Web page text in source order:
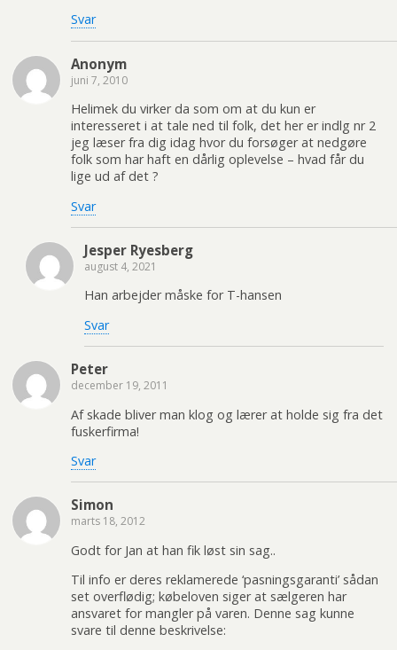
Svar
Anonym
juni 7, 2010
Helimek du virker da som om at du kun er
interesseret i at tale ned til folk, det her er indlg nr 2
jeg læser fra dig idag hvor du forsøger at nedgøre
folk som har haft en dårlig oplevelse – hvad får du
lige ud af det ?
Svar
Jesper Ryesberg
august 4, 2021
Han arbejder måske for T-hansen
Svar
Peter
december 19, 2011
Af skade bliver man klog og lærer at holde sig fra det
fuskerfirma!
Svar
Simon
marts 18, 2012
Godt for Jan at han fik løst sin sag..
Til info er deres reklamerede ‘pasningsgaranti’ sådan
set overflødig; købeloven siger at sælgeren har
ansvaret for mangler på varen. Denne sag kunne
svare til denne beskrivelse: